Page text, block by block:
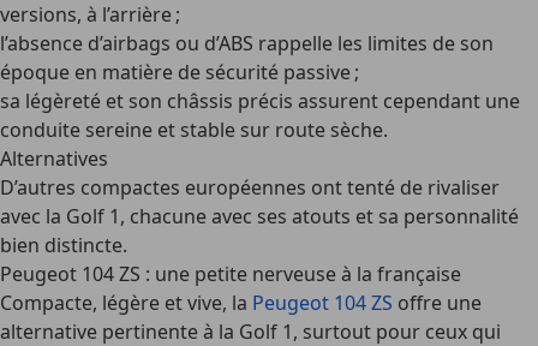
versions, à l’arrière ;
l’absence d’airbags ou d’ABS rappelle les limites de son
époque en matière de sécurité passive ;
sa légèreté et son châssis précis assurent cependant une
conduite sereine et stable sur route sèche.
Alternatives
D’autres compactes européennes ont tenté de rivaliser
avec la Golf 1, chacune avec ses atouts et sa personnalité
bien distincte.
Peugeot 104 ZS : une petite nerveuse à la française
Compacte, légère et vive, la Peugeot 104 ZS offre une
alternative pertinente à la Golf 1, surtout pour ceux qui